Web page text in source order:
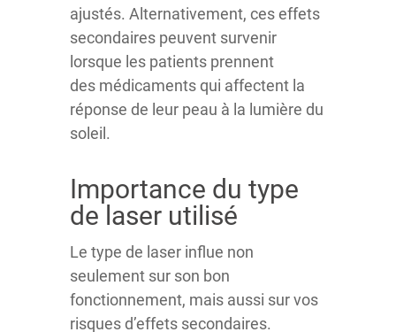
ajustés. Alternativement, ces effets
secondaires peuvent survenir
lorsque les patients prennent
des médicaments qui affectent la
réponse de leur peau à la lumière du
soleil.
Importance du type
de laser utilisé
Le type de laser influe non
seulement sur son bon
fonctionnement, mais aussi sur vos
risques d’effets secondaires.